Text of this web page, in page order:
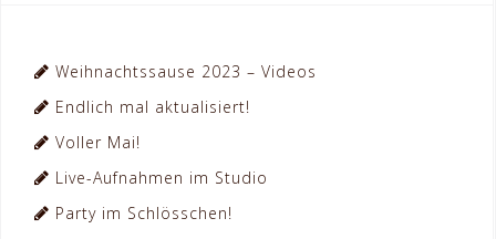
Weihnachtssause 2023 – Videos
Endlich mal aktualisiert!
Voller Mai!
Live-Aufnahmen im Studio
Party im Schlösschen!